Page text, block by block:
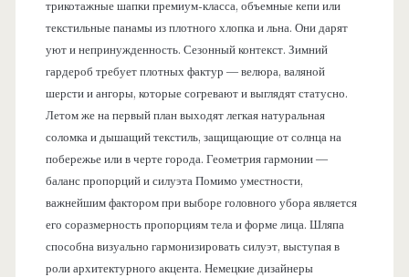
трикотажные шапки премиум-класса, объемные кепи или
текстильные панамы из плотного хлопка и льна. Они дарят
уют и непринужденность. Сезонный контекст. Зимний
гардероб требует плотных фактур — велюра, валяной
шерсти и ангоры, которые согревают и выглядят статусно.
Летом же на первый план выходят легкая натуральная
соломка и дышащий текстиль, защищающие от солнца на
побережье или в черте города. Геометрия гармонии —
баланс пропорций и силуэта Помимо уместности,
важнейшим фактором при выборе головного убора является
его соразмерность пропорциям тела и форме лица. Шляпа
способна визуально гармонизировать силуэт, выступая в
роли архитектурного акцента. Немецкие дизайнеры